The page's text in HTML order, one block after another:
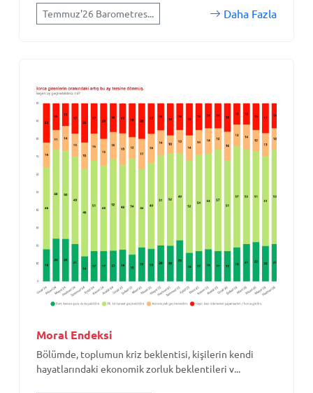
Temmuz'26 Barometres... Daha Fazla
Moral Endeksi
Bölümde, toplumun kriz beklentisi, kişilerin kendi
hayatlarındaki ekonomik zorluk beklentileri v...